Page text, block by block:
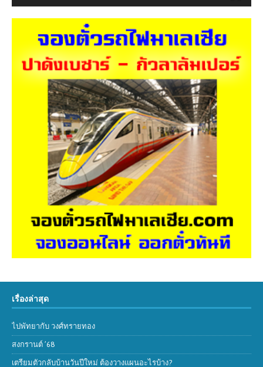
เรื่องล่าสุด
ไปพัทยากับ วงศ์ทรายทอง
สงกรานต์ ’68
เตรียมตัวกลับบ้านวันปีใหม่ ต้องวางแผนอะไรบ้าง?